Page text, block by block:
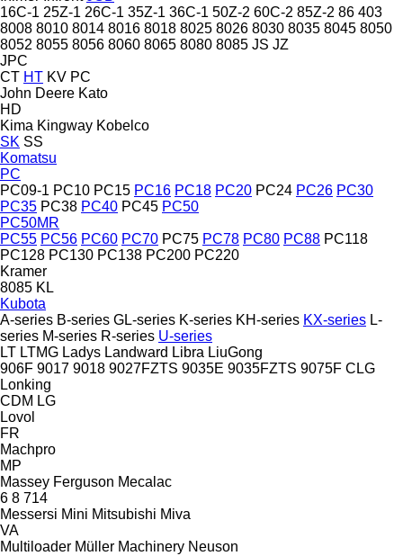
16C-1 25Z-1 26C-1 35Z-1 36C-1 50Z-2 60C-2 85Z-2 86 403
8008 8010 8014 8016 8018 8025 8026 8030 8035 8045 8050
8052 8055 8056 8060 8065 8080 8085 JS JZ
JPC
CT HT KV PC
John Deere Kato
HD
Kima Kingway Kobelco
SK SS
Komatsu
PC
PC09-1 PC10 PC15 PC16 PC18 PC20 PC24 PC26 PC30
PC35 PC38 PC40 PC45 PC50
PC50MR
PC55 PC56 PC60 PC70 PC75 PC78 PC80 PC88 PC118
PC128 PC130 PC138 PC200 PC220
Kramer
8085 KL
Kubota
A-series B-series GL-series K-series KH-series KX-series L-
series M-series R-series U-series
LT LTMG Ladys Landward Libra LiuGong
906F 9017 9018 9027FZTS 9035E 9035FZTS 9075F CLG
Lonking
CDM LG
Lovol
FR
Machpro
MP
Massey Ferguson Mecalac
6 8 714
Messersi Mini Mitsubishi Miva
VA
Multiloader Müller Machinery Neuson